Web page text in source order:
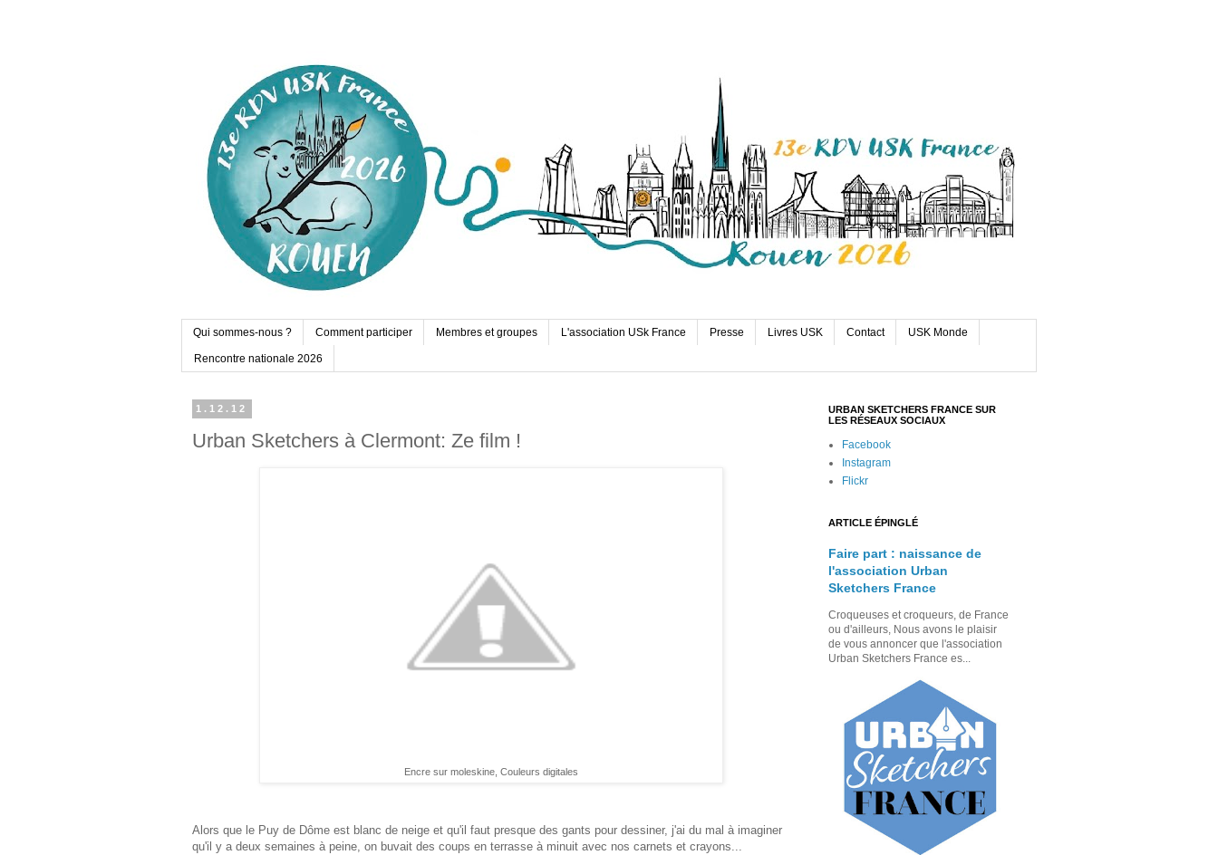
Qui sommes-nous ? Comment participer Membres et groupes L'association USk France Presse Livres USK Contact USK Monde
Rencontre nationale 2026
1.12.12
Urban Sketchers à Clermont: Ze film !
Encre sur moleskine, Couleurs digitales
Alors que le Puy de Dôme est blanc de neige et qu'il faut presque des gants pour dessiner, j'ai du mal à imaginer
qu'il y a deux semaines à peine, on buvait des coups en terrasse à minuit avec nos carnets et crayons...
URBAN SKETCHERS FRANCE SUR
LES RÉSEAUX SOCIAUX
Facebook
Instagram
Flickr
ARTICLE ÉPINGLÉ
Faire part : naissance de
l'association Urban
Sketchers France
Croqueuses et croqueurs, de France
ou d'ailleurs, Nous avons le plaisir
de vous annoncer que l'association
Urban Sketchers France es...